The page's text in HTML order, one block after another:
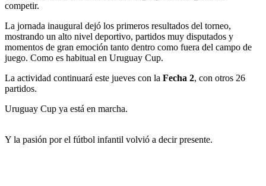
competir.
La jornada inaugural dejó los primeros resultados del torneo,
mostrando un alto nivel deportivo, partidos muy disputados y
momentos de gran emoción tanto dentro como fuera del campo de
juego. Como es habitual en Uruguay Cup.
La actividad continuará este jueves con la Fecha 2, con otros 26
partidos.
Uruguay Cup ya está en marcha.
Y la pasión por el fútbol infantil volvió a decir presente.